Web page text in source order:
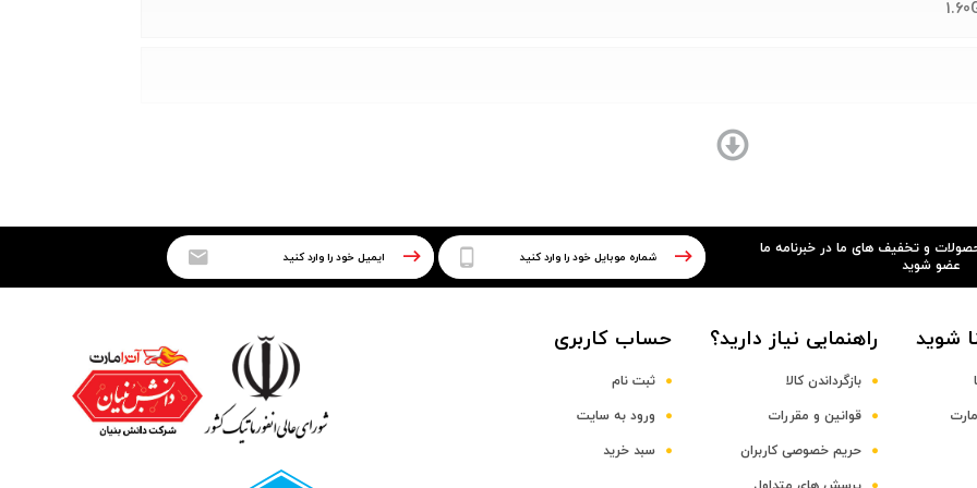
و تخفیف های ما در خبرنامه ما
عضو شوید
شوید راهنمایی نیاز دارید؟
بازگرداندن کالا
قوانین و مقررات
حریم خصوصی کاربران
حساب کاربری
ثبت نام
ورود به سایت
سبد خرید